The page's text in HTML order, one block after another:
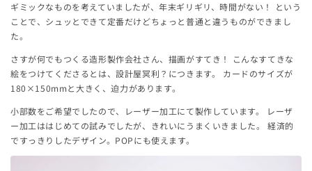
ギミックなものを考えていましたが、年末ギリギリ、時間がない！ という
ことで、シュッとできて定番だけどちょっと普通と違うものができまし
た。
さすが何でもつくる造形製作会社さん、描画がすてき！ こんなすてきな
絵をつけてくださるとは、設計屋冥利？につきます。 カードのサイズが
180×150mmと大きく、迫力があります。
小部数をご希望でしたので、レーザー加工にて製作しています。 レーザ
ー加工ははじめての試みでしたが、きれいにうまくいきました。 経済的
ですっきりしたデザイン。POPにも使えます。